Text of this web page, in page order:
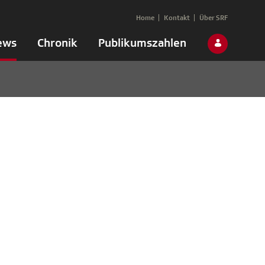
Chronik Publikumszahlen
Home Kontakt Über SRF